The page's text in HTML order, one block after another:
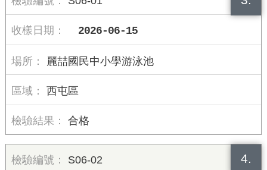
2026-06-15
麗喆國民中小學游泳池
西屯區
合格
4.
S06-02